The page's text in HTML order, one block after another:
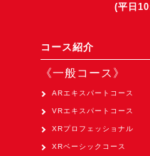
(平日
コース紹介
《一般コース》
ARエキスパートコース
VRエキスパートコース
XRプロフェッショナル
XRベーシックコース